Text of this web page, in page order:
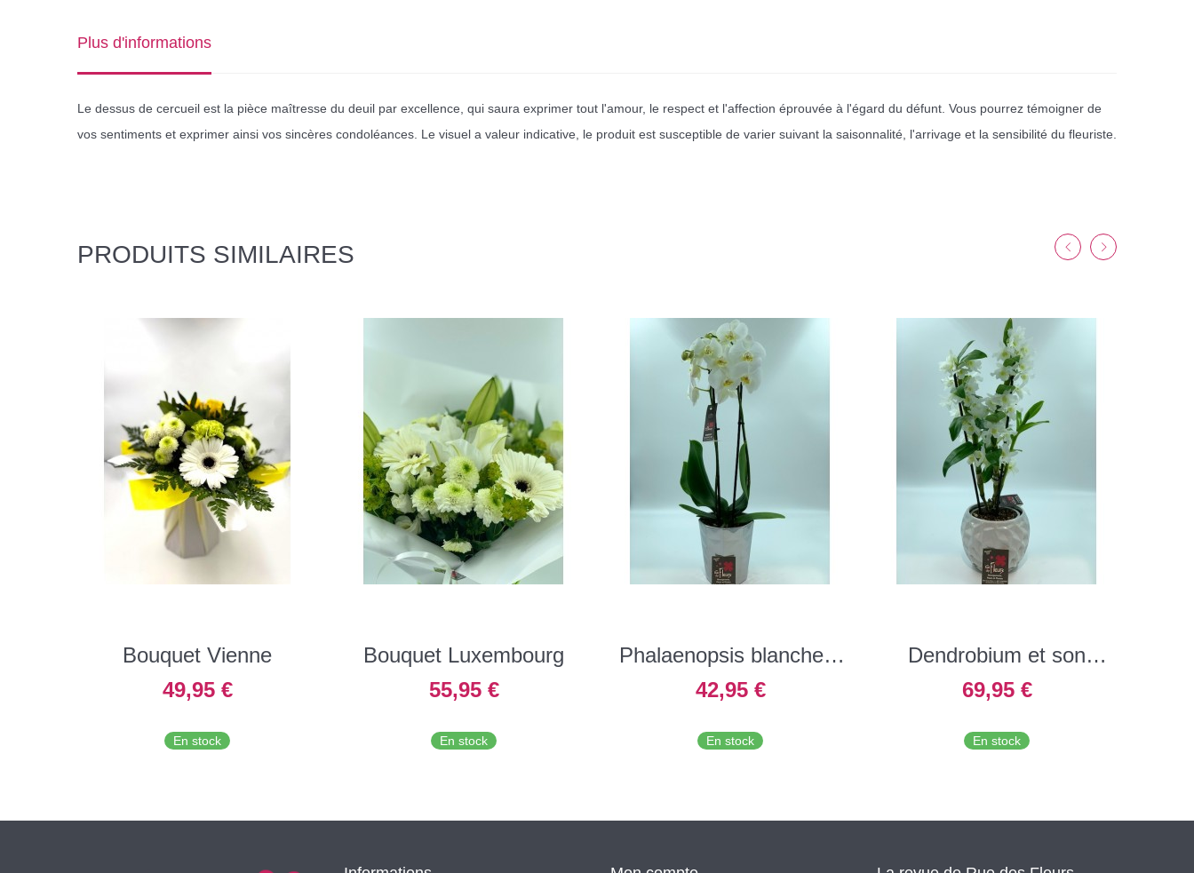
Plus d'informations
Le dessus de cercueil est la pièce maîtresse du deuil par excellence, qui saura exprimer tout l'amour, le respect et l'affection éprouvée à l'égard du défunt. Vous pourrez témoigner de
vos sentiments et exprimer ainsi vos sincères condoléances. Le visuel a valeur indicative, le produit est susceptible de varier suivant la saisonnalité, l'arrivage et la sensibilité du fleuriste.
PRODUITS SIMILAIRES
Bouquet Vienne
49,95 €
En stock
Bouquet Luxembourg
55,95 €
En stock
Phalaenopsis blanche 2
branches
42,95 €
En stock
Dendrobium et son
cache pot
69,95 €
En stock